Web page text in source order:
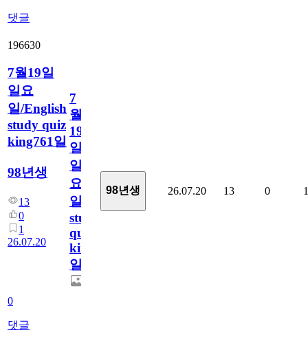
댓글
196630
7월19일
일요
일/English
study quiz
king761일
98년생
13
0
1
26.07.20
0
댓글
7
월
19
일
일
요
일/English
study
quiz
king761
일
98년생 26.07.20 13 0 1